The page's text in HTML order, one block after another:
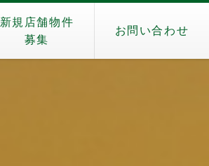
新規店舗物件
募集
お問い合わせ